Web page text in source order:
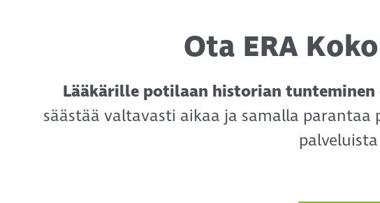
Ota ERA
Lääkärille potilaan historian tunteminen
säästää valtavasti aikaa ja samalla